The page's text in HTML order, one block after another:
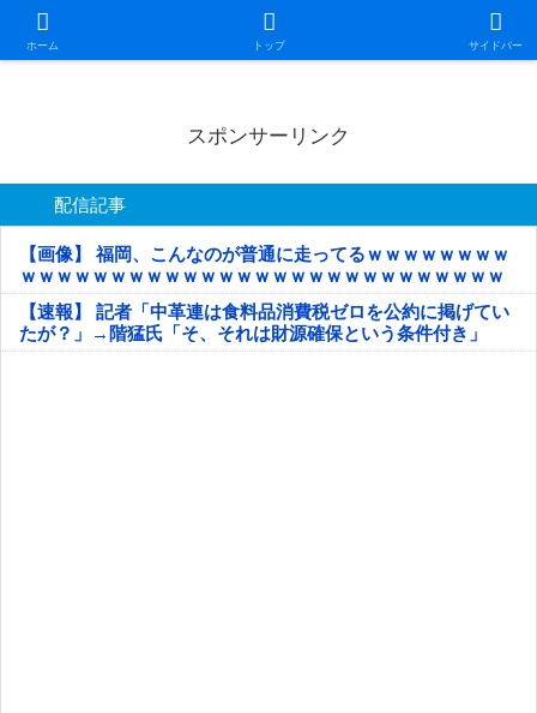
ホーム トップ サイドバー
日本第一！ニュース録
スポンサーリンク
配信記事
【画像】 福岡、こんなのが普通に走ってるｗｗｗｗｗｗｗｗ
ｗｗｗｗｗｗｗｗｗｗｗｗｗｗｗｗｗｗｗｗｗｗｗｗｗｗｗ
ｗｗｗｗｗ
【速報】 記者「中革連は食料品消費税ゼロを公約に掲げてい
たが？」→階猛氏「そ、それは財源確保という条件付き」